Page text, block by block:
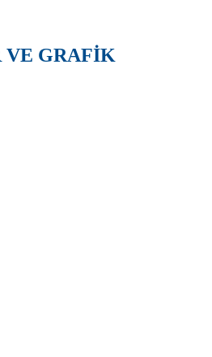
VE GRAFİK